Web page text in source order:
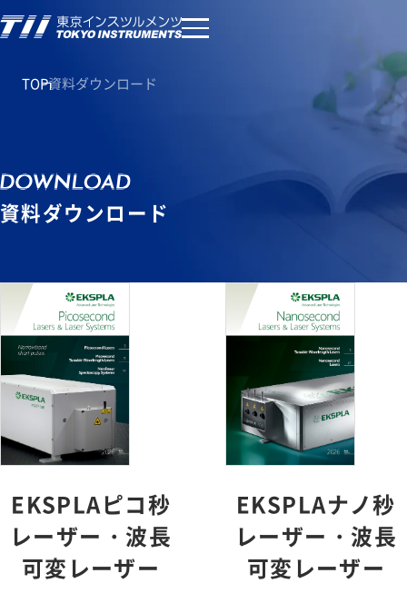
TOP資料ダウンロード
資料ダウンロード
EKSPLAピコ秒
レーザー・波長
可変レーザー
EKSPLAナノ秒
レーザー・波長
可変レーザー